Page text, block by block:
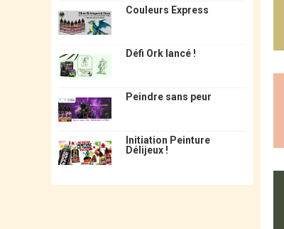
Couleurs Express
Défi Ork lancé !
Peindre sans peur
Initiation Peinture
Délijeux !